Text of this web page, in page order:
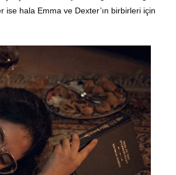
ise hala Emma ve Dexter’ın birbirleri için